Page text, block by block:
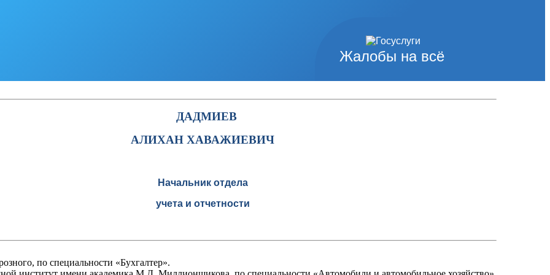
Жалобы на всё
ДАДМИЕВ
АЛИХАН ХАВАЖИЕВИЧ
Начальник отдела
учета и отчетности
по специальности «Бухгалтер».